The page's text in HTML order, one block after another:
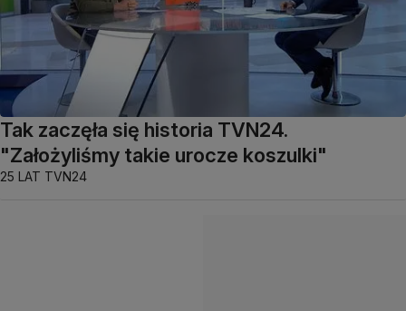
Tak zaczęła się historia TVN24.
"Założyliśmy takie urocze koszulki"
25 LAT TVN24